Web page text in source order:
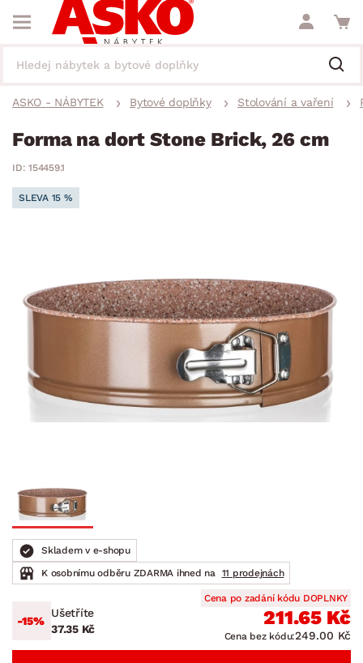
ASKO - NÁBYTEK Bytové doplňky Stolování a vaření
Forma na dort Stone Brick, 26 cm
ID: 154459.1
SLEVA 15 %
Skladem v e-shopu
K osobnímu odběru ZDARMA ihned na
11 prodejnách
-15%
Ušetříte
37.35 Kč
Cena po zadání kódu DOPLNKY
211.65 Kč
Cena bez kódu:249.00 Kč